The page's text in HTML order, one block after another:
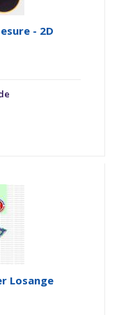
- 2D
Losange